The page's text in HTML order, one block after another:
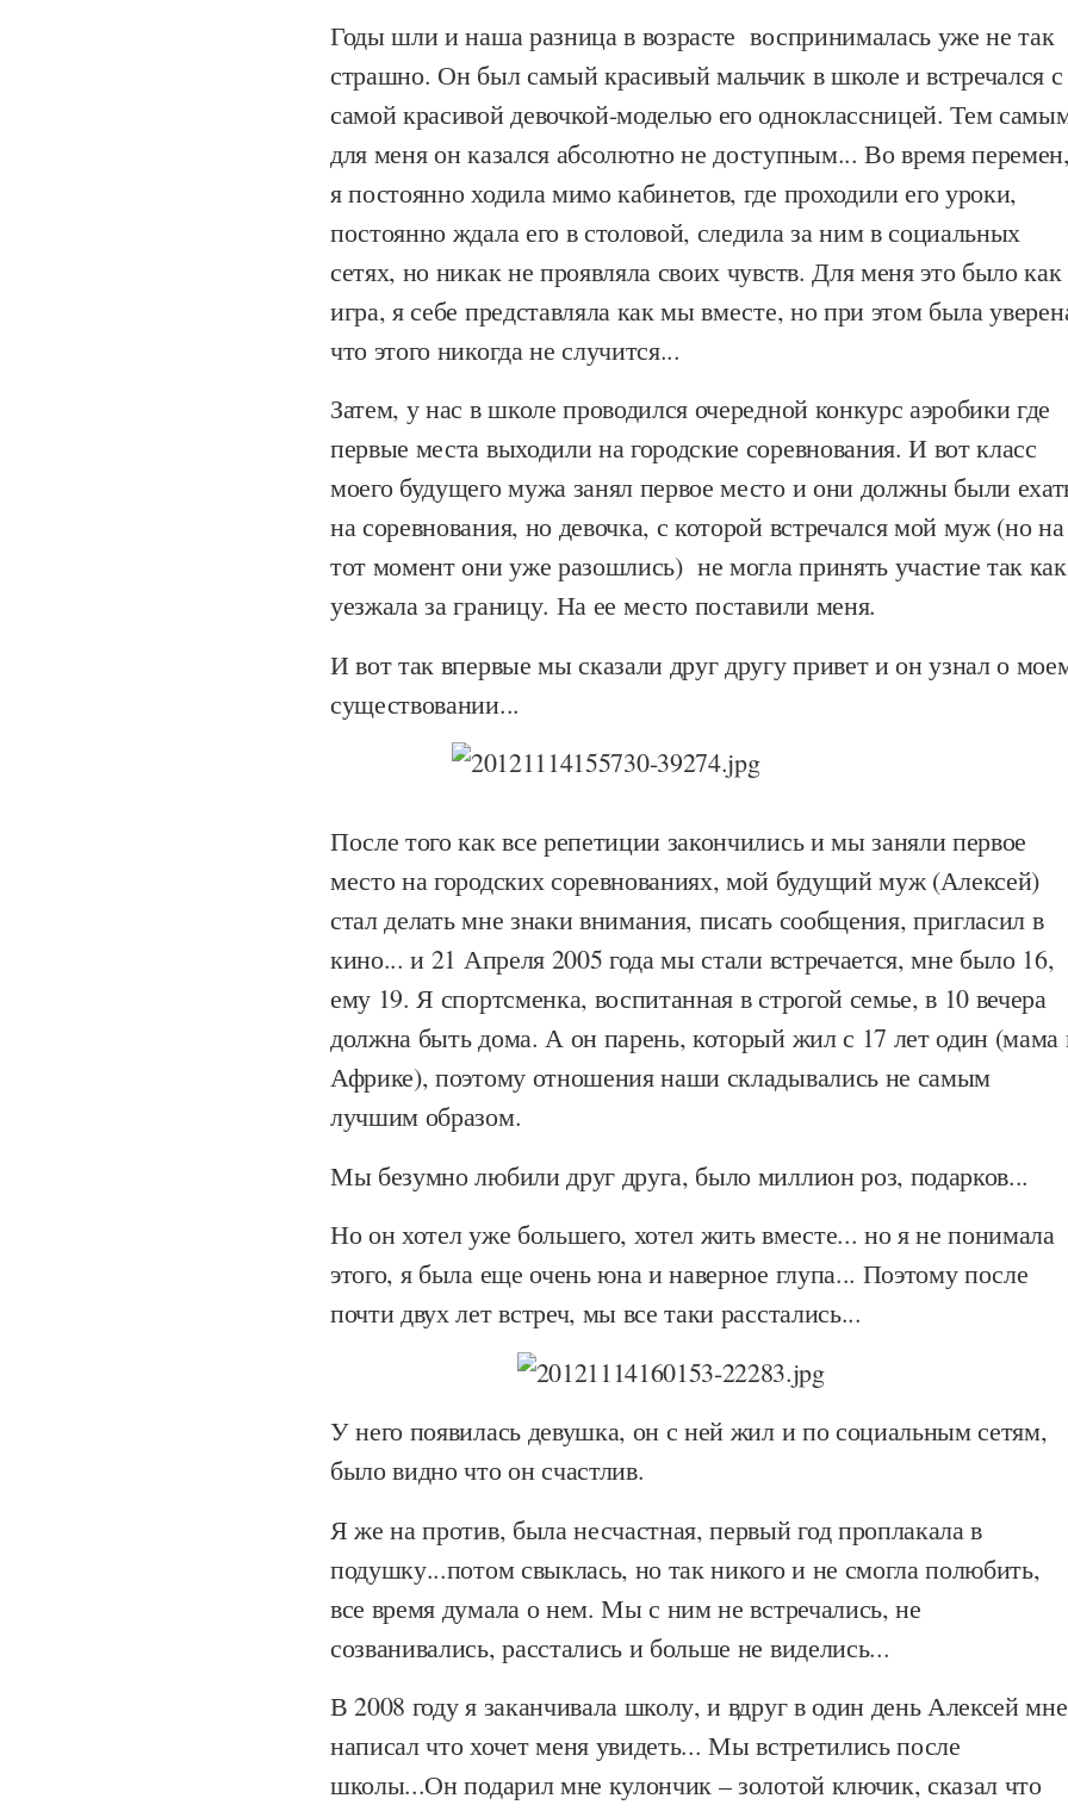
Годы шли и наша разница в возрасте воспринималась уже не так
страшно. Он был самый красивый мальчик в школе и встречался с
самой красивой девочкой-моделью его одноклассницей. Тем
для меня он казался абсолютно не доступным... Во время
я постоянно ходила мимо кабинетов, где проходили его уроки,
постоянно ждала его в столовой, следила за ним в социальных
сетях, но никак не проявляла своих чувств. Для меня это было как
игра, я себе представляла как мы вместе, но при этом была
что этого никогда не случится...
Затем, у нас в школе проводился очередной конкурс аэробики где
первые места выходили на городские соревнования. И вот класс
моего будущего мужа занял первое место и они должны были
на соревнования, но девочка, с которой встречался мой муж (но на
тот момент они уже разошлись) не могла принять участие так как
уезжала за границу. На ее место поставили меня.
И вот так впервые мы сказали друг другу привет и он узнал о
существовании...
После того как все репетиции закончились и мы заняли первое
место на городских соревнованиях, мой будущий муж (Алексей)
стал делать мне знаки внимания, писать сообщения, пригласил в
кино... и 21 Апреля 2005 года мы стали встречается, мне было 16,
ему 19. Я спортсменка, воспитанная в строгой семье, в 10 вечера
должна быть дома. А он парень, который жил с 17 лет один (мама
Африке), поэтому отношения наши складывались не самым
лучшим образом.
Мы безумно любили друг друга, было миллион роз, подарков...
Но он хотел уже большего, хотел жить вместе... но я не понимала
этого, я была еще очень юна и наверное глупа... Поэтому после
почти двух лет встреч, мы все таки расстались...
У него появилась девушка, он с ней жил и по социальным сетям,
было видно что он счастлив.
Я же на против, была несчастная, первый год проплакала в
подушку...потом свыклась, но так никого и не смогла полюбить,
все время думала о нем. Мы с ним не встречались, не
созванивались, расстались и больше не виделись...
В 2008 году я заканчивала школу, и вдруг в один день Алексей мне
написал что хочет меня увидеть... Мы встретились после
школы...Он подарил мне кулончик – золотой ключик, сказал что